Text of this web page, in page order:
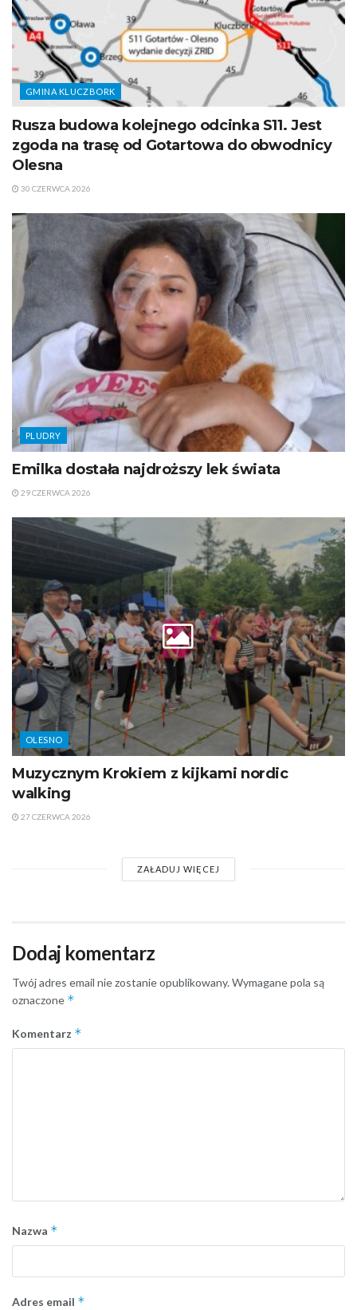
GMINA KLUCZBORK
Rusza budowa kolejnego odcinka S11. Jest
zgoda na trasę od Gotartowa do obwodnicy
Olesna
30 CZERWCA 2026
PLUDRY
Emilka dostała najdroższy lek świata
29 CZERWCA 2026
OLESNO
Muzycznym Krokiem z kijkami nordic
walking
27 CZERWCA 2026
ZAŁADUJ WIĘCEJ
Dodaj komentarz
Twój adres email nie zostanie opublikowany.Wymagane pola są
oznaczone *
Komentarz *
Nazwa *
Adres email *